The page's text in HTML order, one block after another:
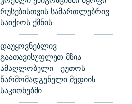
რუსებისთვის სამართლებრივ
საიქიოს ქმნის
დაუყოვნებლივ
გაათავისუფლეთ მზია
ამაღლობელი - ეუთოს
წარმომადგენელი მედიის
საკითხებში